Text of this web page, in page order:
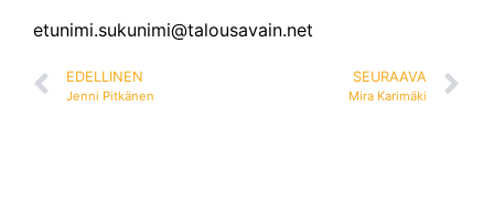
etunimi.sukunimi@talousavain.net
EDELLINEN
Jenni Pitkänen
SEURAAVA
Mira Karimäki